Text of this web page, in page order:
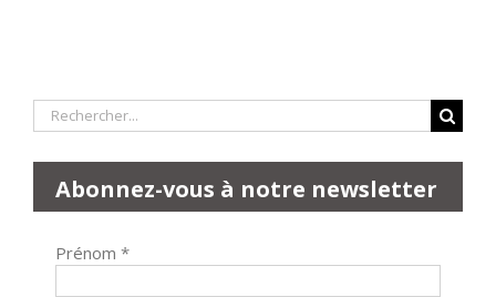
Rechercher:
Abonnez-vous à notre newsletter
Prénom *